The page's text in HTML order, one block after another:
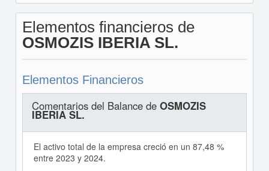
Elementos financieros de
OSMOZIS IBERIA SL.
Elementos Financieros
Comentarios del Balance de OSMOZIS
IBERIA SL.
El activo total de la empresa creció en un 87,48 %
entre 2023 y 2024.